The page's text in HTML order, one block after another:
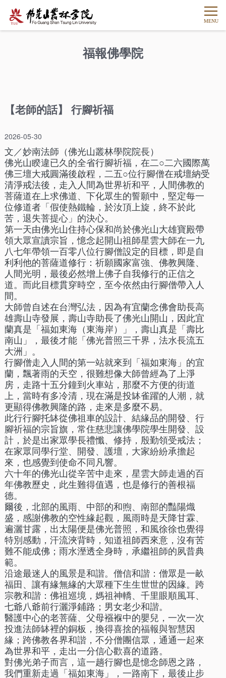
福報佛學院
【老師的話】 行腳祈福
2026-05-30
文／妙南法師（佛光山叢林學院院長）
佛光山睽違已久的全省行腳祈福，在二○二六國際萬
佛三壇大戒圓滿後啟程，二五○位行腳僧在戒壇納受
清淨戒法後，走入人間為世界祈和平，人間佛教的
菩薩道在上求佛道、下化眾生的誓願中，堅定每一
位修道者「假使熱鐵輪，於汝頂上旋，終不於此
苦，退失菩提心」的決心。
第一天由佛光山住持心保和尚於佛光山大雄寶殿帶
領大眾宣讀宗旨，憶念起開山祖師星雲大師在一九
八七年帶領一百零八位行腳僧設定的目標，即是自
利利他的菩薩道修行：祈願國家富強、佛教興隆、
人間光明，最後必然增上佛子自我修行的正信之
道。而此目標貫穿時空，至今依然由行腳僧帶入人
間。
大師曾自述在台灣弘法，因為有宜蘭念佛會助長高
雄壽山寺發展，壽山寺助長了佛光山開山，因此宜
蘭真是「福如東海（東海岸）」，壽山真是「壽比
南山」，最後才能「佛光普照三千界，法水長流五
大洲」。
行腳僧走入人間的第一站就來到「福如東海」的宜
蘭，飄著雨的天空，很難想像大師曾經為了上淨
房，走路十五分鐘到火車站，那麼不方便的街道
上，當時有多冷清，現在滿是投缽雀躍的人潮，就
更顯得佛教興隆的路，走來是多麼不易。
此行行腳托缽從佛祖車的設計、結緣品的開發、行
腳祈福的宗旨旗，常住慈悲讓佛學院學生開發、設
計，於是出家眾學長禮懺、修持，殷勤領受戒法；
在家眾同學行堂、開發、護壇，大家紛紛承擔起
來，也感覺到使命不同凡響。
六十年的佛光山從辛苦中走來，星雲大師走過的百
年佛教歷史，此生難得值遇，也是修行的善根福
德。
爾後，北部的風雨、中部的和煦、南部的豔陽熾
盛，感謝佛教的空性緣起觀，風雨時是天降甘霖、
遍灑甘露，出太陽便是佛光普照，和風徐徐也覺得
特別感動，汗流浹背時，知道祖師西來意，沒有苦
難不能成佛；雨水溼透全身時，承繼祖師的夙昔典
範。
沿途最迷人的風景是和諧。僧信和諧：僧眾是一畝
福田、讓有緣無緣的大眾種下生生世世的因緣。跨
宗教和諧：佛祖巡境，媽祖神轎、千里眼順風耳、
七爺八爺前行灑淨鋪路；男女老少和諧。
醫護中心的老菩薩、父母襁褓中的嬰兒，一次一次
投進法師缽裡的銅板，換得喜捨的福報與智慧因
緣；跨佛教各界和諧，不分僧團信眾，通通一起來
為世界和平，走出一分信心歡喜的道路。
對佛光弟子而言，這一趟行腳也是憶念師恩之路，
我們重新走過「福如東海」，一路南下，最後止步